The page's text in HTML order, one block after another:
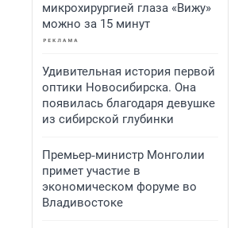
микрохирургией глаза «Вижу»
можно за 15 минут
Удивительная история первой
оптики Новосибирска. Она
появилась благодаря девушке
из сибирской глубинки
Премьер‑министр Монголии
примет участие в
экономическом форуме во
Владивостоке